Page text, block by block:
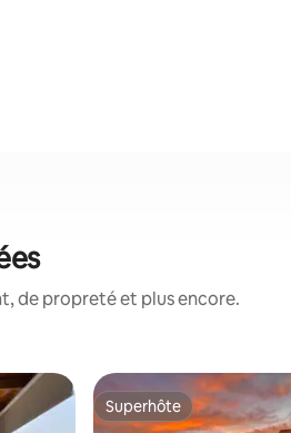
de propreté et plus encore.
Superhôte
Superhôte